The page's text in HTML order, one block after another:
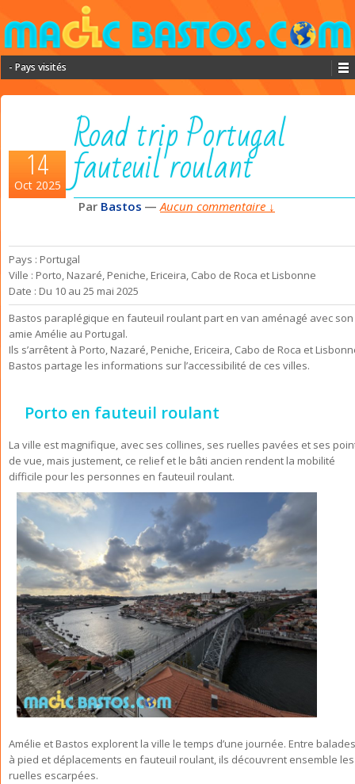
- Pays visités
Road trip Portugal
fauteuil roulant
14
Oct 2025
Par Bastos — Aucun commentaire ↓
Pays : Portugal
Ville : Porto, Nazaré, Peniche, Ericeira, Cabo de Roca et Lisbonne
Date : Du 10 au 25 mai 2025
Bastos paraplégique en fauteuil roulant part en van aménagé avec son
amie Amélie au Portugal.
Ils s’arrêtent à Porto, Nazaré, Peniche, Ericeira, Cabo de Roca et
Bastos partage les informations sur l’accessibilité de ces villes.
Porto en fauteuil roulant
La ville est magnifique, avec ses collines, ses ruelles pavées et ses
de vue, mais justement, ce relief et le bâti ancien rendent la mobilité
difficile pour les personnes en fauteuil roulant.
Amélie et Bastos explorent la ville le temps d’une journée. Entre balades
à pied et déplacements en fauteuil roulant, ils découvrent ensemble les
ruelles escarpées.